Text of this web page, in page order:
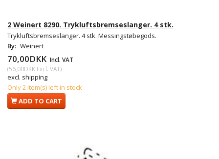
2 Weinert 8290. Trykluftsbremseslanger. 4 stk.
Trykluftsbremseslanger. 4 stk. Messingstøbegods.
By: Weinert
70,00DKK Incl. VAT
(56,00DKK Excl. VAT)
excl. shipping
Only 2 item(s) left in stock
ADD TO CART